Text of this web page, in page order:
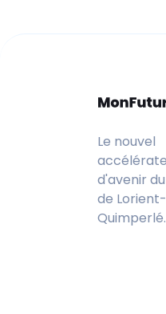
Le nouvel
d'avenir
de Lorient-
Quimperlé.